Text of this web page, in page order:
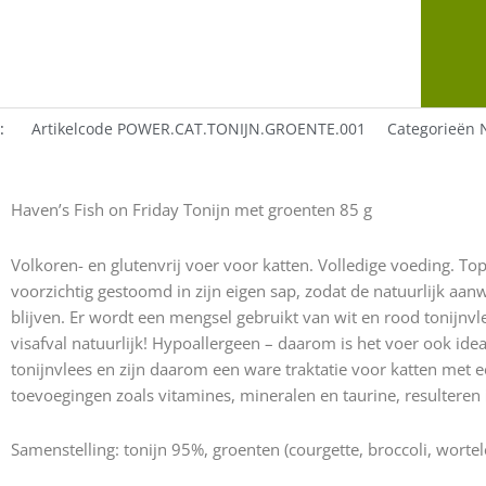
: Artikelcode POWER.CAT.TONIJN.GROENTE.001 Categorieën
Haven’s Fish on Friday Tonijn met groenten 85 g
Volkoren- en glutenvrij voer voor katten. Volledige voeding.
voorzichtig gestoomd in zijn eigen sap, zodat de natuurlijk
blijven. Er wordt een mengsel gebruikt van wit en rood
visafval natuurlijk! Hypoallergeen – daarom is het voer ook
tonijnvlees en zijn daarom een ​​ware traktatie voor katten met
toevoegingen zoals vitamines, mineralen en taurine,
Samenstelling: tonijn 95%, groenten (courgette, broccoli,